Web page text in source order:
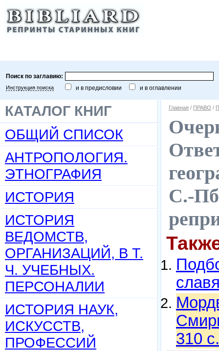
Поиск по заглавию:
Инструкция поиска и в предисловии и в оглавлении
КАТАЛОГ КНИГ
ОБЩИЙ СПИСОК
АНТРОПОЛОГИЯ.
ЭТНОГРАФИЯ
ИСТОРИЯ
ИСТОРИЯ
ВЕДОМСТВ,
ОРГАНИЗАЦИЙ, В Т.
Ч. УЧЕБНЫХ.
ПЕРСОНАЛИИ
ИСТОРИЯ НАУК,
ИСКУССТВ,
ПРОФЕССИЙ
Главная / ПРАВО /
С.-
310